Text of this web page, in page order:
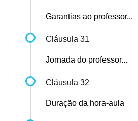
Garantias ao professor...
Cláusula 31
Jornada do professor...
Cláusula 32
Duração da hora-aula